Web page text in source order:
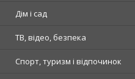
Дім і сад
ТВ, відео, безпека
Спорт, туризм і відпочинок